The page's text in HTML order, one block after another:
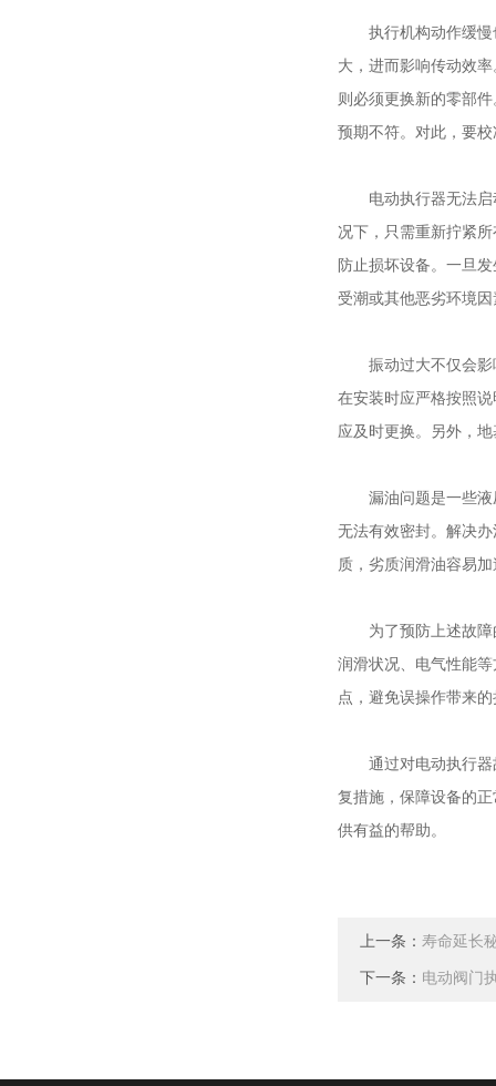
执行机构动作缓慢也
大，进而影响传动效
则必须更换新的零部
预期不符。对此，要
电动执行器无法启动
况下，只需重新拧紧
防止损坏设备。一旦
受潮或其他恶劣环境
振动过大不仅会影响
在安装时应严格按照
应及时更换。另外，
漏油问题是一些液压
无法有效密封。解决
质，劣质润滑油容易
为了预防上述故障的
润滑状况、电气性能
点，避免误操作带来
通过对电动执行器故
复措施，保障设备的
供有益的帮助。
上一条： 寿命延长
下一条： 电动阀门